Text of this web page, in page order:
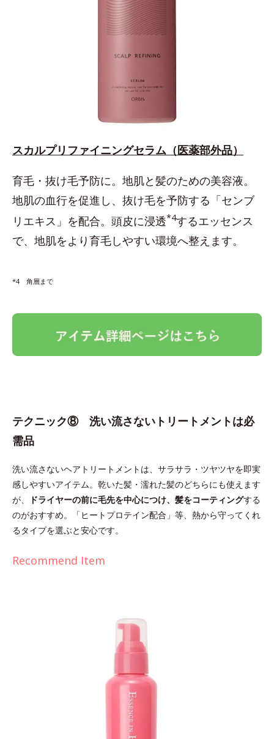
スカルプリファイニングセラム（医薬部外品）
育毛・抜け毛予防に。地肌と髪のための美容液。
地肌の血行を促進し、抜け毛を予防する「センブ
リエキス」を配合。頭皮に浸透*4するエッセンス
で、地肌をより育毛しやすい環境へ整えます。
*4 角層まで
テクニック⑧ 洗い流さないトリートメントは必
需品
洗い流さないヘアトリートメントは、サラサラ・ツヤツヤを即実
感しやすいアイテム。乾いた髪・濡れた髪のどちらにも使えます
が、
ドライヤーの前に毛先を中心につけ、髪をコーティングする
のがおすすめ。「ヒートプロテイン配合」等、熱から守ってくれ
るタイプを選ぶと安心です。
Recommend Item